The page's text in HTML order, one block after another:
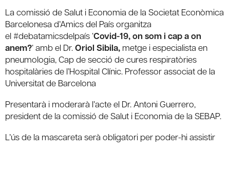
La comissió de Salut i Economia de la Societat Econòmica
Barcelonesa d’Amics del País organitza
el #debatamicsdelpaís ‘Covid-19, on som i cap a on
anem?‘ amb el Dr.Oriol Sibila, metge i especialista en
pneumologia, Cap de secció de cures respiratòries
hospitalàries de l’Hospital Clínic. Professor associat de la
Universitat de Barcelona
Presentarà i moderarà l’acte el Dr. Antoni Guerrero,
president de la comissió de Salut i Economia de la SEBAP.
L’ús de la mascareta serà obligatori per poder-hi assistir